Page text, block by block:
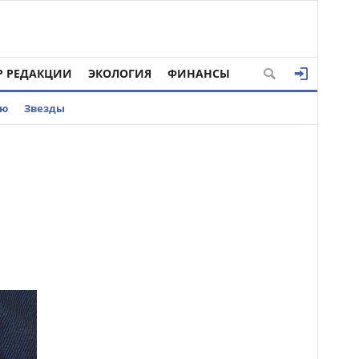
РЕДАКЦИИ ЭКОЛОГИЯ ФИНАНСЫ
Звезды